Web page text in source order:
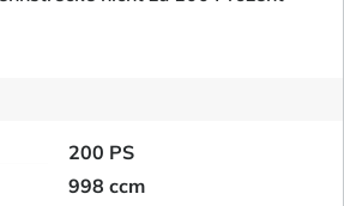
200 PS
998 ccm